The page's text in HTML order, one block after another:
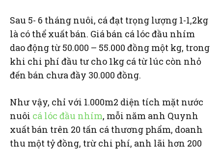
Sau 5- 6 tháng nuôi, cá đạt trọng lượng 1-1,2kg
là có thể xuất bán. Giá bán cá lóc đầu nhím
dao động từ 50.000 – 55.000 đồng một kg, trong
khi chi phí đầu tư cho 1kg cá từ lúc còn nhỏ
đến bán chưa đầy 30.000 đồng.
Như vậy, chỉ với 1.000m2 diện tích mặt nước
nuôi cá lóc đầu nhím, mỗi năm anh Quynh
xuất bán trên 20 tấn cá thương phẩm, doanh
thu một tỷ đồng, trừ chi phí, anh lãi hơn 200